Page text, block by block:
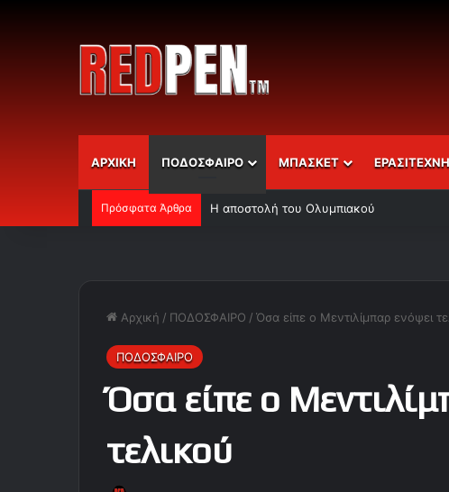
ΑΡΧΙΚΗ ΠΟΔΟΣΦΑΙΡΟ ΜΠΑΣΚΕΤ
Πρόσφατα Άρθρα Η αποστολή του Ολυμπιακού
Αρχική / ΠΟΔΟΣΦΑΙΡΟ / Όσα είπε ο Μεντιλίμπαρ ενόψει
ΠΟΔΟΣΦΑΙΡΟ
Όσα είπε ο
τελικού